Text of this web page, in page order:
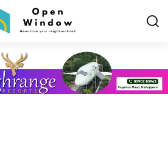
Register